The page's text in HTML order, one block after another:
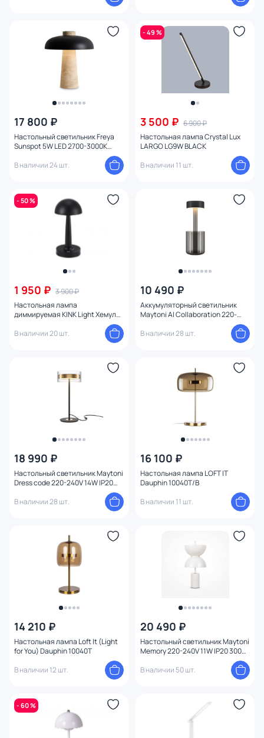
17 800 ₽
Настольный светильник Freya
Sunspot 5W LED 2700-3000K
В наличии 24 шт.
- 49 %
3 500 ₽ 6 900 ₽
Настольная лампа Crystal Lux
LARGO LG9W BLACK
В наличии 11 шт.
- 50 %
1 950 ₽ 3 900 ₽
Настольная лампа
диммируемая KINK Light Хемуль
В наличии 20 шт.
10 490 ₽
Аккумуляторный светильник
Maytoni AI Collaboration 220-
MOD229TL-L3B3K3
В наличии 28 шт.
18 990 ₽
Настольный светильник Maytoni
Dress code 220-240V 14W IP20
В наличии 28 шт.
16 100 ₽
Настольная лампа LOFT IT
Dauphin 10040T/B
В наличии 11 шт.
14 210 ₽
Настольная лампа Loft It (Light
for You) Dauphin 10040T
В наличии 12 шт.
20 490 ₽
Настольный светильник Maytoni
Memory 220-240V 11W IP20 3000K
В наличии 50 шт.
- 60 %